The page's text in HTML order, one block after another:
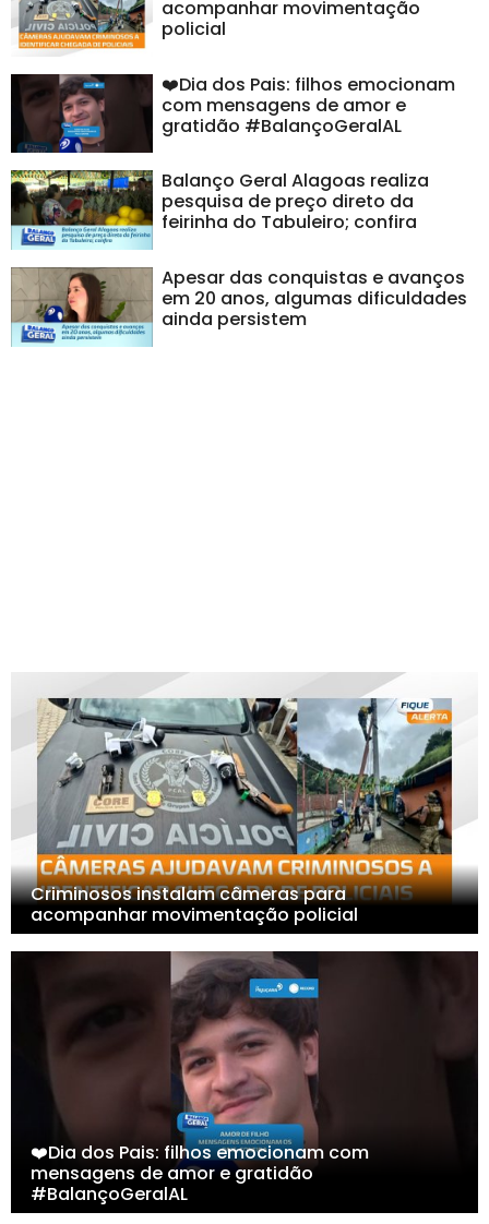
acompanhar movimentação
policial
❤️Dia dos Pais: filhos emocionam
com mensagens de amor e
gratidão #BalançoGeralAL
Balanço Geral Alagoas realiza
pesquisa de preço direto da
feirinha do Tabuleiro; confira
Apesar das conquistas e avanços
em 20 anos, algumas dificuldades
ainda persistem
Criminosos instalam câmeras para
acompanhar movimentação policial
❤️Dia dos Pais: filhos emocionam com
mensagens de amor e gratidão
#BalançoGeralAL